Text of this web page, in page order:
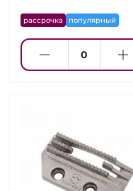
рассрочка популярный